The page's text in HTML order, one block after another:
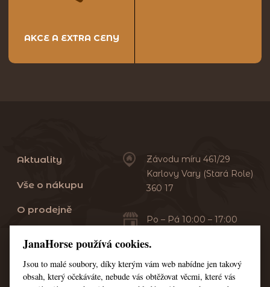
AKCE A EXTRA CENY
Aktuality
Vše o nákupu
O prodejně
Servis
Kontakt
Závodu míru 461/29
Karlovy Vary (Stará Role)
360 17
Po – Pá 10:00 – 17:00
+420 353 549 410
+420 608 444 378
JanaHorse používá cookies.
Jsou to malé soubory, díky kterým vám web nabídne jen takový
obsah, který očekáváte, nebude vás obtěžovat věcmi, které vás